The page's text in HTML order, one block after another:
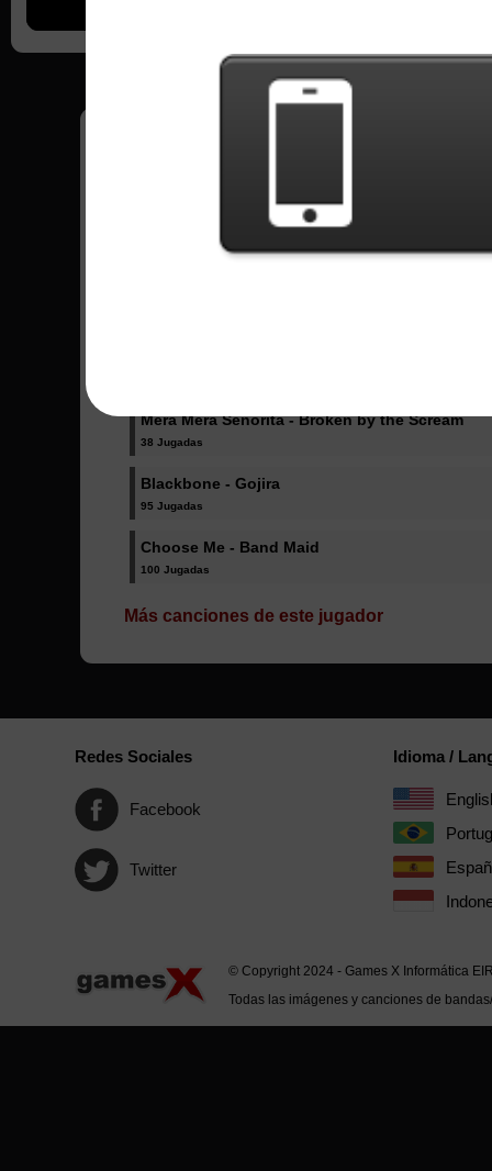
Canciones Enviadas - Fellipe
Mera Mera Senorita - Broken by the Scream
38 Jugadas
Blackbone - Gojira
95 Jugadas
Choose Me - Band Maid
100 Jugadas
Más canciones de este jugador
Redes Sociales
Facebook
Twitter
Idioma /
© Copyright 2024 - Games X Informática
Todas las imágenes y canciones de